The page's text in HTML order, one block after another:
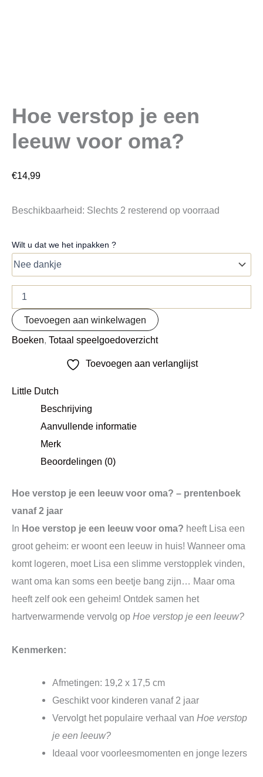
Hoe verstop je een
leeuw voor oma?
€14,99
Beschikbaarheid: Slechts 2 resterend op voorraad
Wilt u dat we het inpakken ?
Toevoegen aan winkelwagen
Boeken, Totaal speelgoedoverzicht
Toevoegen aan verlanglijst
Little Dutch
Beschrijving
Aanvullende informatie
Merk
Beoordelingen (0)
Hoe verstop je een leeuw voor oma? – prentenboek
vanaf 2 jaar
In Hoe verstop je een leeuw voor oma? heeft Lisa een
groot geheim: er woont een leeuw in huis! Wanneer oma
komt logeren, moet Lisa een slimme verstopplek vinden,
want oma kan soms een beetje bang zijn… Maar oma
heeft zelf ook een geheim! Ontdek samen het
hartverwarmende vervolg op Hoe verstop je een leeuw?
Kenmerken:
Afmetingen: 19,2 x 17,5 cm
Geschikt voor kinderen vanaf 2 jaar
Vervolgt het populaire verhaal vanHoe verstop
je een leeuw?
Ideaal voor voorleesmomenten en jonge lezers